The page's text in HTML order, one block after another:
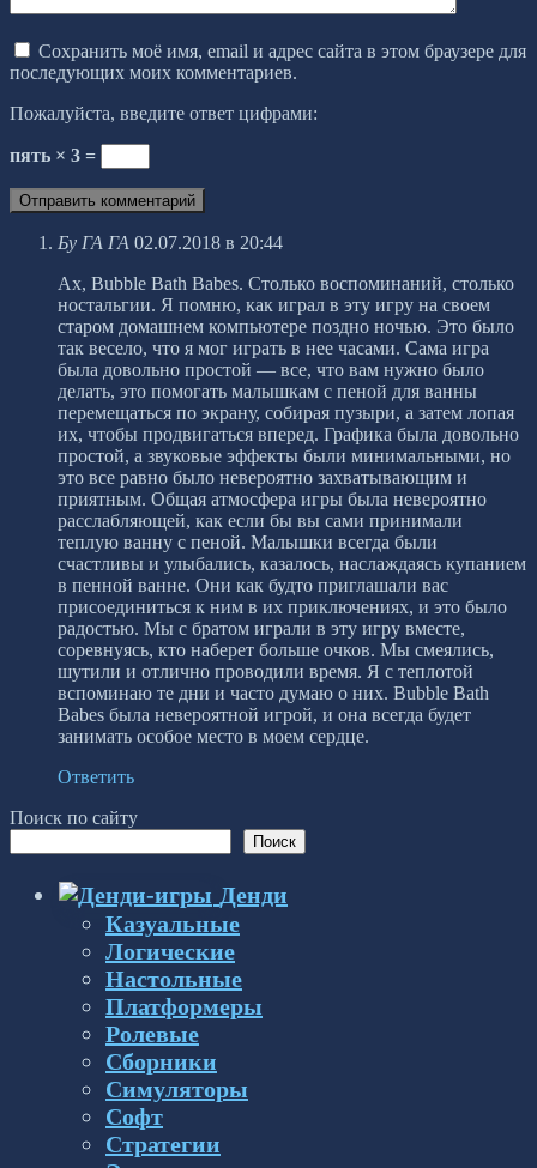
Сохранить моё имя, email и адрес сайта в этом браузере для
последующих моих комментариев.
Пожалуйста, введите ответ цифрами:
пять × 3 =
Бу ГА ГА 02.07.2018 в 20:44
Ах, Bubble Bath Babes. Столько воспоминаний, столько
ностальгии. Я помню, как играл в эту игру на своем
старом домашнем компьютере поздно ночью. Это было
так весело, что я мог играть в нее часами. Сама игра
была довольно простой — все, что вам нужно было
делать, это помогать малышкам с пеной для ванны
перемещаться по экрану, собирая пузыри, а затем лопая
их, чтобы продвигаться вперед. Графика была довольно
простой, а звуковые эффекты были минимальными, но
это все равно было невероятно захватывающим и
приятным. Общая атмосфера игры была невероятно
расслабляющей, как если бы вы сами принимали
теплую ванну с пеной. Малышки всегда были
счастливы и улыбались, казалось, наслаждаясь купанием
в пенной ванне. Они как будто приглашали вас
присоединиться к ним в их приключениях, и это было
радостью. Мы с братом играли в эту игру вместе,
соревнуясь, кто наберет больше очков. Мы смеялись,
шутили и отлично проводили время. Я с теплотой
вспоминаю те дни и часто думаю о них. Bubble Bath
Babes была невероятной игрой, и она всегда будет
занимать особое место в моем сердце.
Ответить
Поиск по сайту
Поиск
Денди
Казуальные
Логические
Настольные
Платформеры
Ролевые
Сборники
Симуляторы
Софт
Стратегии